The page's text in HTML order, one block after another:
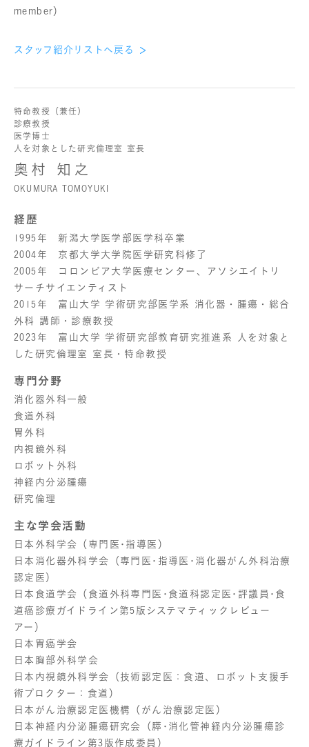
member）
スタッフ紹介リストへ戻る
特命教授（兼任）
診療教授
医学博士
人を対象とした研究倫理室 室長
奥村 知之
OKUMURA TOMOYUKI
経歴
1995年 新潟大学医学部医学科卒業
2004年 京都大学大学院医学研究科修了
2005年 コロンビア大学医療センター、アソシエイトリ
サーチサイエンティスト
2015年 富山大学 学術研究部医学系 消化器・腫瘍・総合
外科 講師・診療教授
2023年 富山大学 学術研究部教育研究推進系 人を対象と
した研究倫理室 室長・特命教授
専門分野
消化器外科一般
食道外科
胃外科
内視鏡外科
ロボット外科
神経内分泌腫瘍
研究倫理
主な学会活動
日本外科学会（専門医･指導医）
日本消化器外科学会（専門医･指導医･消化器がん外科治療
認定医）
日本食道学会（食道外科専門医･食道科認定医･評議員･食
道癌診療ガイドライン第5版システマティックレビュー
アー）
日本胃癌学会
日本胸部外科学会
日本内視鏡外科学会（技術認定医：食道、ロボット支援手
術プロクター：食道）
日本がん治療認定医機構（がん治療認定医）
日本神経内分泌腫瘍研究会（膵･消化管神経内分泌腫瘍診
療ガイドライン第3版作成委員）